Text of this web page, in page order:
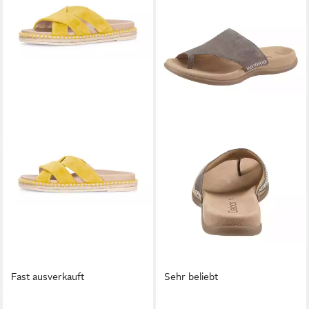
Fast ausverkauft Sehr beliebt